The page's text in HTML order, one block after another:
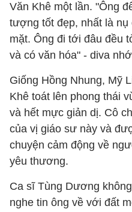
Văn Khê một lần. "Ông
tượng tốt đẹp, nhất là
mặt. Ông đi tới đâu đều
và có văn hóa" - diva
Giống Hồng Nhung, Mỹ
Khê toát lên phong thái
và hết mực giản dị. Cô
của vị giáo sư này và
chuyện cảm động về
yêu thương.
Ca sĩ Tùng Dương
nghe tin ông về với đất